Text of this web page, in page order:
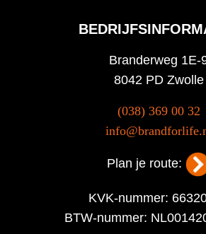
Branderweg 1E-
8042 PD Zwolle
(038) 369 00 32
Plan je route:
KVK-nummer:
BTW-nummer: